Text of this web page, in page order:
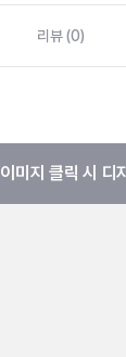
리뷰 (0)
이미지 클릭 시 디